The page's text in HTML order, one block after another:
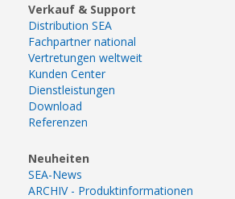
Verkauf & Support
Distribution SEA
Fachpartner national
Vertretungen weltweit
Kunden Center
Dienstleistungen
Download
Referenzen
Neuheiten
SEA-News
ARCHIV - Produktinformationen